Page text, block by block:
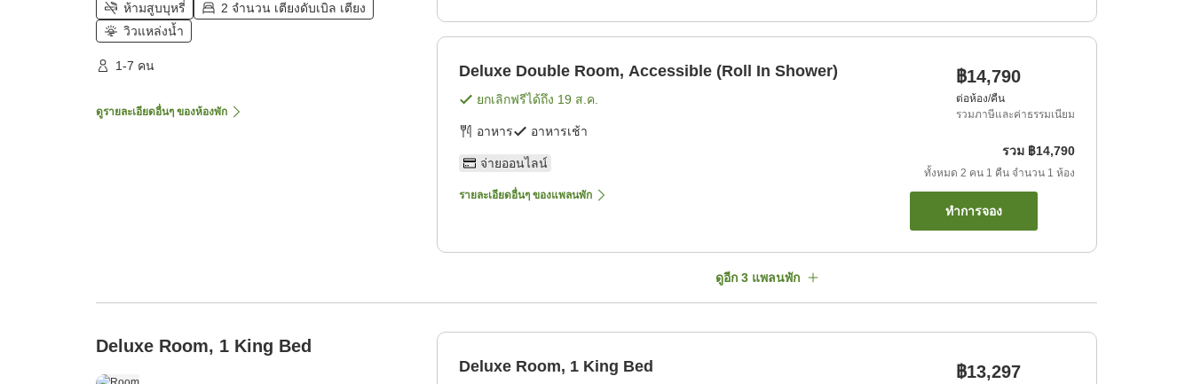
ห้ามสูบบุหรี่
2 จำนวน เตียงดับเบิล เตียง
วิวแหล่งน้ำ
1-7 คน
ดูรายละเอียดอื่นๆ ของห้องพัก
Deluxe Double Room, Accessible (Roll In Shower)
ยกเลิกฟรีได้ถึง 19 ส.ค.
อาหาร อาหารเช้า
จ่ายออนไลน์
รายละเอียดอื่นๆ ของแพลนพัก
฿14,790
ต่อห้อง/คืน
รวมภาษีและค่าธรรมเนียม
รวม ฿14,790
ทั้งหมด 2 คน 1 คืน จำนวน 1 ห้อง
ทำการจอง
ดูอีก 3แพลนพัก
Deluxe Room, 1 King Bed
Deluxe Room, 1 King Bed ฿13,297